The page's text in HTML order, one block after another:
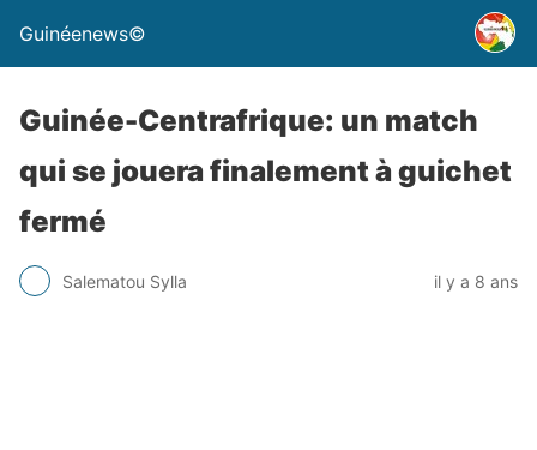
Guinéenews©
Guinée-Centrafrique: un match
qui se jouera finalement à guichet
fermé
Salematou Sylla il y a 8 ans